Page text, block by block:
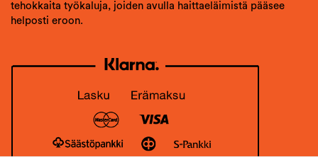
tehokkaita työkaluja, joiden avulla haittaeläimistä pääsee
helposti eroon.